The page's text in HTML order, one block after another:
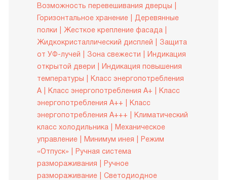
Возможность перевешивания дверцы
Горизонтальное хранение
Деревянные
полки
Жесткое крепление фасада
Жидкокристаллический дисплей
Защита
от УФ-лучей
Зона свежести
Индикация
открытой двери
Индикация повышения
температуры
Класс энергопотребления
A
Класс энергопотребления A+
Класс
энергопотребления A++
Класс
энергопотребления A+++
Климатический
класс холодильника
Механическое
управление
Минимум инея
Режим
«Отпуск»
Ручная система
размораживания
Ручное
размораживание
Светодиодное